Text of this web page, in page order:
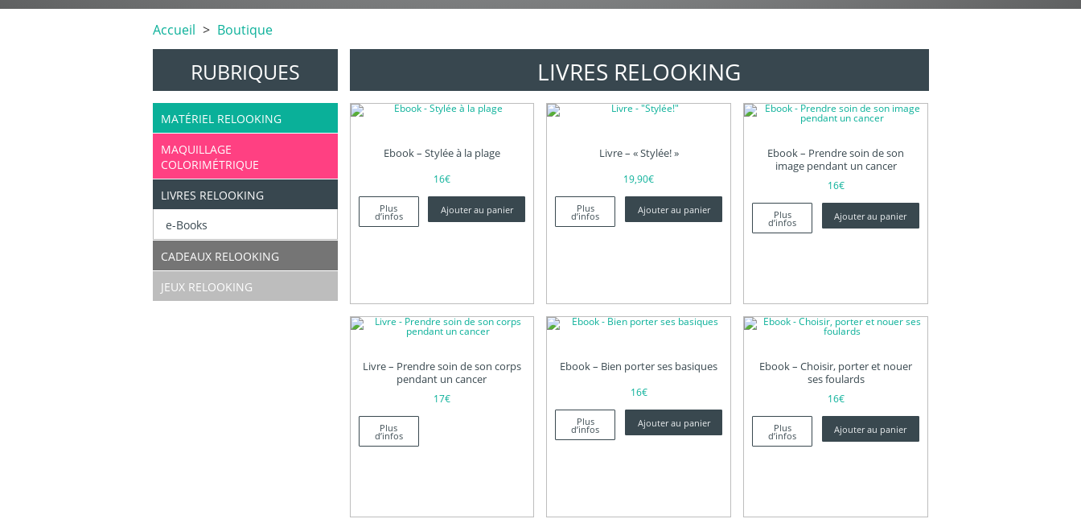
Accueil Boutique
LIVRES RELOOKING
Ebook – Stylée à la plage
16€
Ajouter au panier
Plus
d’infos
Livre – « Stylée! »
19,90€
Ajouter au panier
Plus
d’infos
Ebook – Prendre soin de son
image pendant un cancer
16€
Ajouter au panier
Plus
d’infos
Livre – Prendre soin de son corps
pendant un cancer
17€
Plus
d’infos
Ebook – Bien porter ses basiques
16€
Ajouter au panier
Plus
d’infos
Ebook – Choisir, porter et nouer
ses foulards
16€
Ajouter au panier
Plus
d’infos
RUBRIQUES
MATÉRIEL RELOOKING
MAQUILLAGE
COLORIMÉTRIQUE
LIVRES RELOOKING
e-Books
CADEAUX RELOOKING
JEUX RELOOKING